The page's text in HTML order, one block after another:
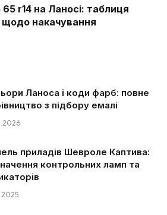
r14 на Ланосі: таблиця
щодо накачування
Ланоса і коди фарб: повне
з підбору емалі
приладів Шевроле Каптива:
контрольних ламп та